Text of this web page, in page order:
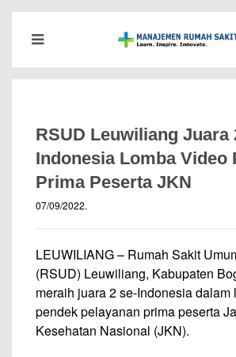
RSUD Leuwiliang Juara
Indonesia Lomba Video
Prima Peserta JKN
07/09/2022.
LEUWILIANG – Rumah Sakit
(RSUD) Leuwiliang, Kabupaten
meraih juara 2 se-Indonesia dalam
pendek pelayanan prima peserta
Kesehatan Nasional (JKN).